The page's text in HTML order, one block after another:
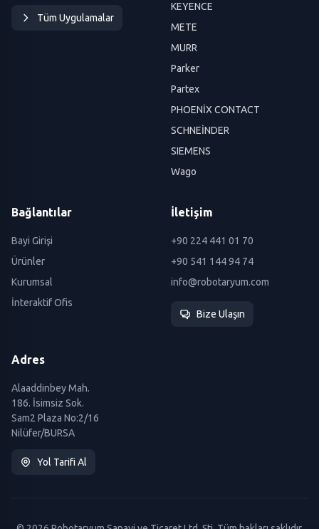
Tüm Uygulamalar
KEYENCE
METE
MURR
Parker
Partex
PHOENİX CONTACT
SCHNEİNDER
SIEMENS
Wago
Bağlantılar
Bayi Girişi
Ürünler
Kurumsal
İnteraktif Ofis
İletişim
+90 224 441 01 70
+90 541 144 94 74
info@robotaryum.com
Bize Ulaşın
Adres
Alaaddinbey Mah.
186. İsimsiz Sok.
Sam2 Plaza No:2/16
Nilüfer/BURSA
Yol Tarifi Al